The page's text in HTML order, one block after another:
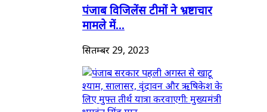
पंजाब विजिलेंस टीमों ने भ्रष्टाचार
मामले में...
सितम्बर 29, 2023